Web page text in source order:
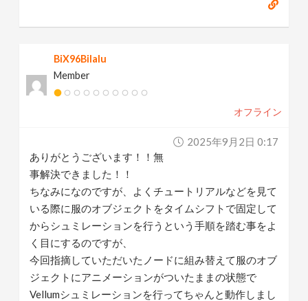
BiX96Bilalu
Member
オフライン
2025年9月2日 0:17
ありがとうございます！！無
事解決できました！！
ちなみになのですが、よくチュートリアルなどを見て
いる際に服のオブジェクトをタイムシフトで固定して
からシュミレーションを行うという手順を踏む事をよ
く目にするのですが、
今回指摘していただいたノードに組み替えて服のオブ
ジェクトにアニメーションがついたままの状態で
Vellumシュミレーションを行ってちゃんと動作しまし